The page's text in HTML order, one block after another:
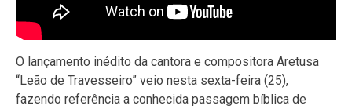
O lançamento inédito da cantora e compositora Aretusa
“Leão de Travesseiro” veio nesta sexta-feira (25),
fazendo referência a conhecida passagem bíblica de